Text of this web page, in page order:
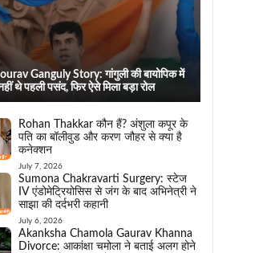
Ganguly Story: गांगुली की बायोपिक में
थे पहली पसंद, फिर ऐसे मिला बड़ा रोल
Rohan Thakkar कौन हैं? अंशुला कपूर के
पति का बॉलीवुड और करण जौहर से क्या है
कनेक्शन
July 7, 2026
Sumona Chakravarti Surgery: स्टेज
IV एंडोमेट्रियोसिस से जंग के बाद अभिनेत्री ने
साझा की दर्दभरी कहानी
July 6, 2026
Akanksha Chamola Gaurav Khanna
Divorce: आकांक्षा चमोला ने बताई अलग होने